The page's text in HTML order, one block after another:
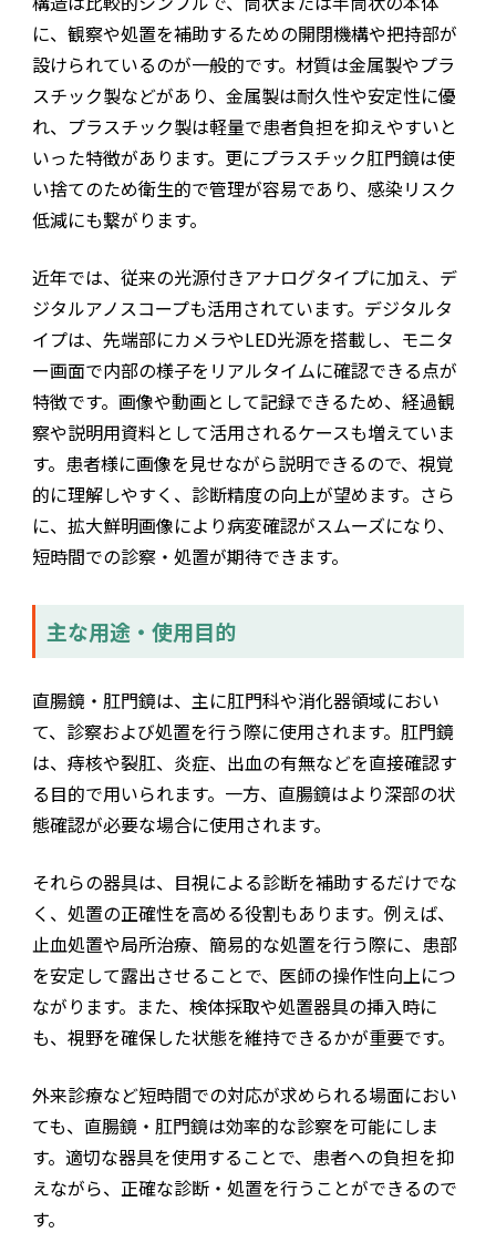
に、観察や処置を補助するための開閉機構や把持部が
設けられているのが一般的です。材質は金属製やプラ
スチック製などがあり、金属製は耐久性や安定性に優
れ、プラスチック製は軽量で患者負担を抑えやすいと
いった特徴があります。更にプラスチック肛門鏡は使
い捨てのため衛生的で管理が容易であり、感染リスク
低減にも繋がります。
近年では、従来の光源付きアナログタイプに加え、デ
ジタルアノスコープも活用されています。デジタルタ
イプは、先端部にカメラやLED光源を搭載し、モニタ
ー画面で内部の様子をリアルタイムに確認できる点が
特徴です。画像や動画として記録できるため、経過観
察や説明用資料として活用されるケースも増えていま
す。患者様に画像を見せながら説明できるので、視覚
的に理解しやすく、診断精度の向上が望めます。さら
に、拡大鮮明画像により病変確認がスムーズになり、
短時間での診察・処置が期待できます。
主な用途・使用目的
直腸鏡・肛門鏡は、主に肛門科や消化器領域におい
て、診察および処置を行う際に使用されます。肛門鏡
は、痔核や裂肛、炎症、出血の有無などを直接確認す
る目的で用いられます。一方、直腸鏡はより深部の状
態確認が必要な場合に使用されます。
それらの器具は、目視による診断を補助するだけでな
く、処置の正確性を高める役割もあります。例えば、
止血処置や局所治療、簡易的な処置を行う際に、患部
を安定して露出させることで、医師の操作性向上につ
ながります。また、検体採取や処置器具の挿入時に
も、視野を確保した状態を維持できるかが重要です。
外来診療など短時間での対応が求められる場面におい
ても、直腸鏡・肛門鏡は効率的な診察を可能にしま
す。適切な器具を使用することで、患者への負担を抑
えながら、正確な診断・処置を行うことができるので
す。